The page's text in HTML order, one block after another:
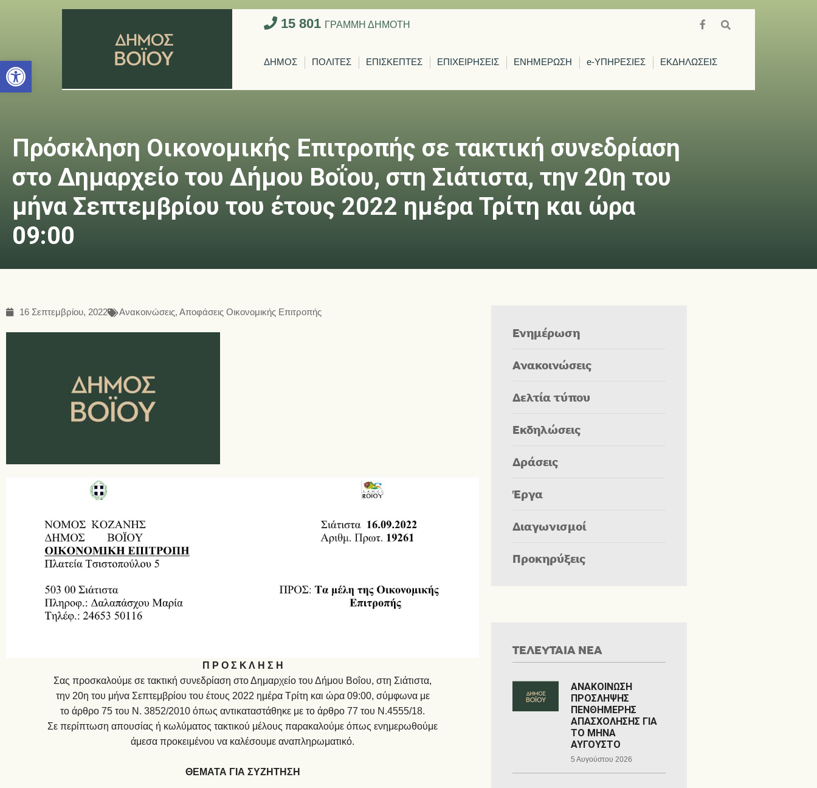
Ανοίξτε τη γραμμή εργαλείων
15 801 ΓΡΑΜΜΗ ΔΗΜΟΤΗ
ΔΗΜΟΣ ΠΟΛΙΤΕΣ ΕΠΙΣΚΕΠΤΕΣ ΕΠΙΧΕΙΡΗΣΕΙΣ ΕΝΗΜΕΡΩΣΗ e-ΥΠΗΡΕΣΙΕΣ ΕΚΔΗΛΩΣΕΙΣ
Πρόσκληση Οικονομικής Επιτροπής σε τακτική συνεδρίαση
στο Δημαρχείο του Δήμου Βοΐου, στη Σιάτιστα, την 20η του
μήνα Σεπτεμβρίου του έτους 2022 ημέρα Τρίτη και ώρα
09:00
16 Σεπτεμβρίου, 2022 Ανακοινώσεις,Αποφάσεις Οικονομικής Επιτροπής
Π Ρ Ο Σ Κ Λ Η Σ Η
Σας προσκαλούμε σε τακτική συνεδρίαση στο Δημαρχείο του Δήμου Βοΐου, στη Σιάτιστα,
την 20η του μήνα Σεπτεμβρίου του έτους 2022 ημέρα Τρίτη και ώρα 09:00, σύμφωνα με
το άρθρο 75 του Ν. 3852/2010 όπως αντικαταστάθηκε με το άρθρο 77 του Ν.4555/18.
Σε περίπτωση απουσίας ή κωλύματος τακτικού μέλους παρακαλούμε όπως ενημερωθούμε
άμεσα προκειμένου να καλέσουμε αναπληρωματικό.
ΘΕΜΑΤΑ ΓΙΑ ΣΥΖΗΤΗΣΗ
Ενημέρωση
Ανακοινώσεις
Δελτία τύπου
Εκδηλώσεις
Δράσεις
Έργα
Διαγωνισμοί
Προκηρύξεις
ΤΕΛΕΥΤΑΙΑ ΝΕΑ
ΑΝΑΚΟΙΝΩΣΗ
ΠΡΟΣΛΗΨΗΣ
ΠΕΝΘΗΜΕΡΗΣ
ΑΠΑΣΧΟΛΗΣΗΣ ΓΙΑ
ΤΟ ΜΗΝΑ
ΑΥΓΟΥΣΤΟ
5 Αυγούστου 2026